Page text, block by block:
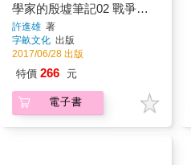
學家的殷墟筆記02 戰爭與
刑罰篇
許進雄 著
字畝文化 出版
2017/06/28 出版
特價 266 元
電子書